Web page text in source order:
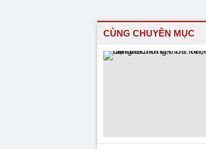
CÙNG CHUYÊN MỤC